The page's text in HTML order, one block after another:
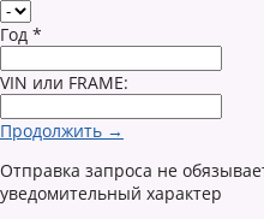
Год *
VIN или FRAME:
Продолжить →
Отправка запроса не
уведомительный характер